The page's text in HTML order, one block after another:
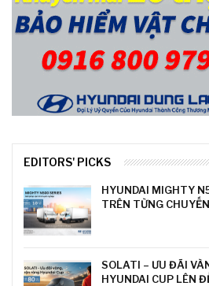
EDITORS' PICKS
HYUNDAI MIGHTY
TRÊN TỪNG
SOLATI – ƯU ĐÃI
HYUNDAI CUP LÊN